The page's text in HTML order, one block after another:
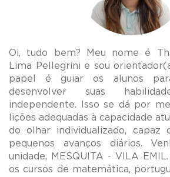
Oi, tudo bem? Meu nome é
Lima Pellegrini e sou
papel é guiar os alunos
desenvolver suas
independente. Isso se dá por
lições adequadas à capacidade
do olhar individualizado, capaz
pequenos avanços diários.
unidade, MESQUITA - VILA
os cursos de matemática,